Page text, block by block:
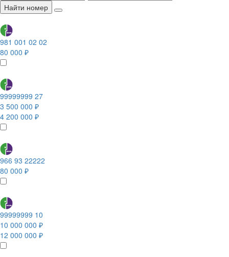
Найти номер
981 001 02 02
80 000 ₽
99999999 27
3 500 000 ₽
4 200 000 ₽
966 93 22222
80 000 ₽
99999999 10
10 000 000 ₽
12 000 000 ₽